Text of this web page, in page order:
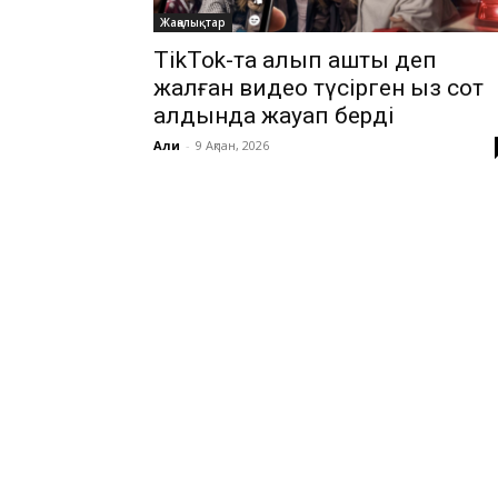
Жаңалықтар
TikTok-та алып қашты деп
жалған видео түсірген қыз сот
алдында жауап берді
Али - 9 Ақпан, 2026